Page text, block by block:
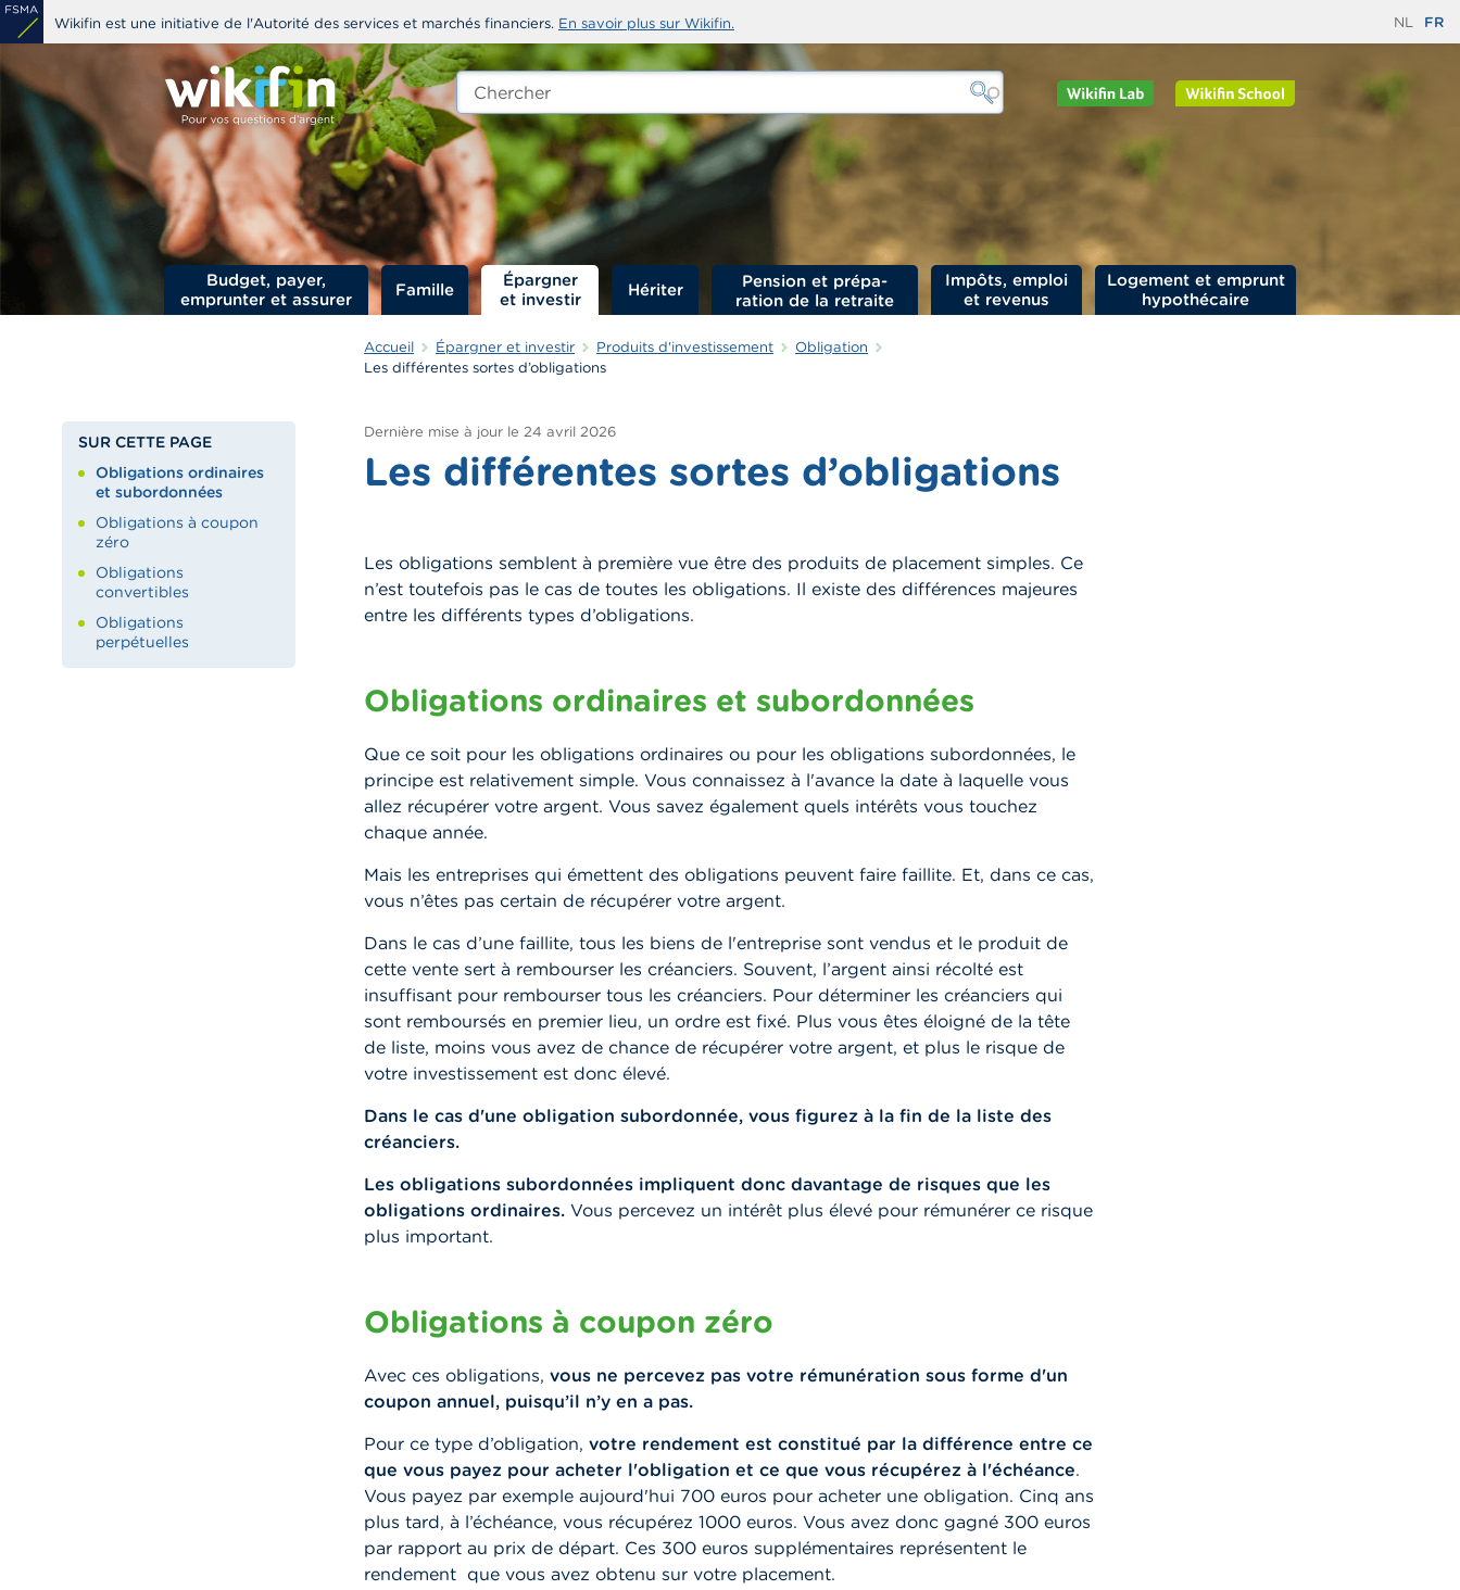
Aller
au
contenu
principal
Wikifin est une initiative de l'Autorité des services et marchés financiers. En savoir plus sur Wikifin. NL FR
Chercher
edit-
Budget, payer,
emprunter et assurer
Famille
Épargner
et investir
Hériter
Impôts, emploi
et revenus
Logement et emprunt
hypothécaire
Accueil Épargner et investir Produits d'investissement
Obligation
Les différentes sortes d’obligations
Dernière mise à jour le 24 avril 2026
Les différentes sortes d’obligations
Les obligations semblent à première vue être des produits de placement simples. Ce
n’est toutefois pas le cas de toutes les obligations. Il existe des différences majeures
entre les différents types d’obligations.
SUR CETTE PAGE
Obligations ordinaires
et subordonnées
Obligations à coupon
zéro
Obligations
convertibles
Obligations
perpétuelles
Obligations ordinaires et subordonnées
Que ce soit pour les obligations ordinaires ou pour les obligations subordonnées, le
principe est relativement simple. Vous connaissez à l'avance la date à laquelle vous
allez récupérer votre argent. Vous savez également quels intérêts vous touchez
chaque année.
Mais les entreprises qui émettent des obligations peuvent faire faillite. Et, dans ce cas,
vous n’êtes pas certain de récupérer votre argent.
Dans le cas d’une faillite, tous les biens de l'entreprise sont vendus et le produit de
cette vente sert à rembourser les créanciers. Souvent, l’argent ainsi récolté est
insuffisant pour rembourser tous les créanciers. Pour déterminer les créanciers qui
sont remboursés en premier lieu, un ordre est fixé. Plus vous êtes éloigné de la tête
de liste, moins vous avez de chance de récupérer votre argent, et plus le risque de
votre investissement est donc élevé.
Dans le cas d'une obligation subordonnée, vous figurez à la fin de la liste des
créanciers.
Les obligations subordonnées impliquent donc davantage de risques que les
obligations ordinaires. Vous percevez un intérêt plus élevé pour rémunérer ce risque
plus important.
Obligations à coupon zéro
Avec ces obligations, vous ne percevez pas votre rémunération sous forme d'un
coupon annuel, puisqu’il n’y en a pas.
Pour ce type d’obligation, votre rendement est constitué par la différence entre ce
que vous payez pour acheter l'obligation et ce que vous récupérez à l'échéance.
Vous payez par exemple aujourd'hui 700 euros pour acheter une obligation. Cinq ans
plus tard, à l’échéance, vous récupérez 1000 euros. Vous avez donc gagné 300 euros
par rapport au prix de départ. Ces 300 euros supplémentaires représentent le
rendement que vous avez obtenu sur votre placement.